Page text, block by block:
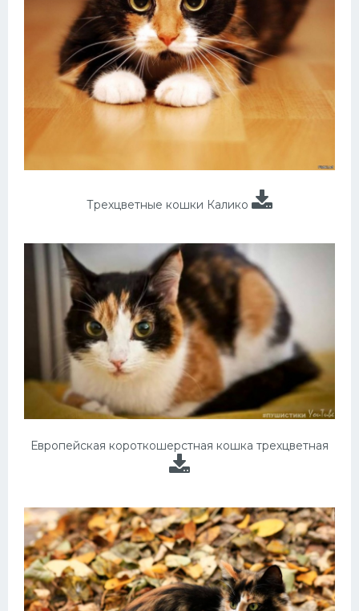
Трехцветные кошки Калико
Европейская короткошерстная кошка трехцветная